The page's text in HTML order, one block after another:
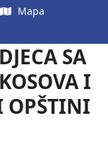
Mapa
DJECA SA
KOSOVA I
OPŠTINI